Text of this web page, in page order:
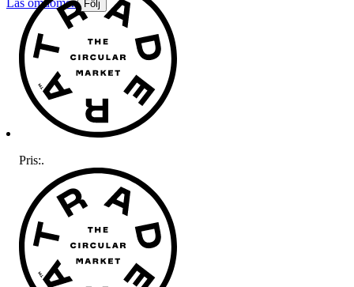
Läs omdömen Följ
Pris:.